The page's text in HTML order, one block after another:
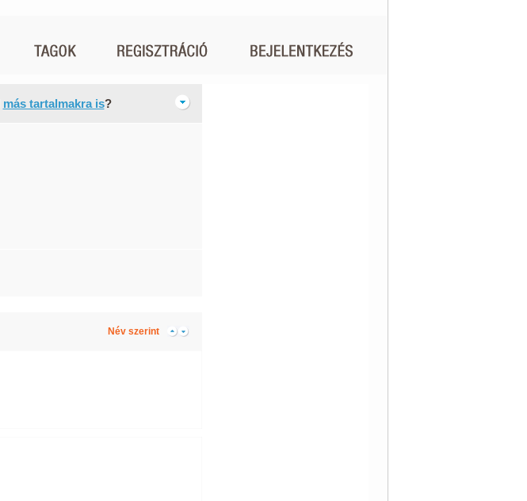
más tartalmakra is?
Név szerint